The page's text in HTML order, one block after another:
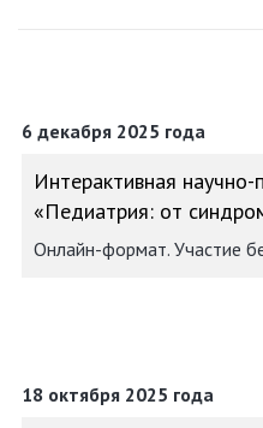
6 декабря 2025 года
Интерактивная
«Педиатрия: от
Онлайн-формат. Участие
18 октября 2025 года